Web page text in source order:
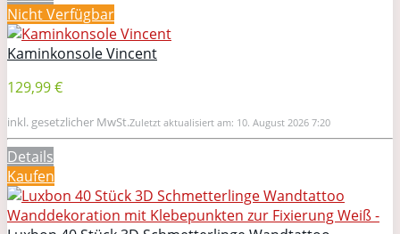
Nicht Verfügbar
Kaminkonsole Vincent
129,99 €
inkl. gesetzlicher MwSt.Zuletzt aktualisiert am: 10. August 2026 7:20
Details
Kaufen